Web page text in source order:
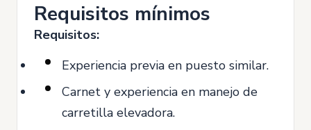
Requisitos mínimos
Requisitos:
Experiencia previa en puesto similar.
Carnet y experiencia en manejo de
carretilla elevadora.